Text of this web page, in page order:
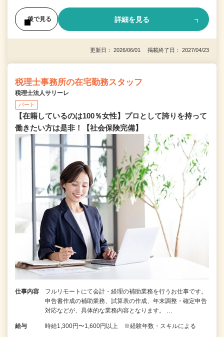
後で見る 詳細を見る
更新日： 2026/06/01 掲載終了日： 2027/04/23
税理士事務所の在宅勤務スタッフ
税理士法人サリーレ
パート
【在籍しているのは100％女性】プロとして誇りを持って
働きたい方は是非！【社会保険完備】
仕事内容
フルリモートにて会計・経理の補助業務を行うお仕事です。
申告書作成の補助業務、試算表の作成、年末調整・確定申告
対応などが、具体的な業務内容となります。 …
給与 時給1,300円〜1,600円以上 ※経験年数・スキルによる